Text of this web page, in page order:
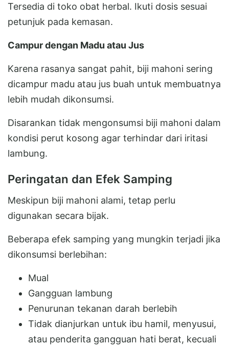
Tersedia di toko obat herbal. Ikuti dosis sesuai
petunjuk pada kemasan.
Campur dengan Madu atau Jus
Karena rasanya sangat pahit, biji mahoni sering
dicampur madu atau jus buah untuk membuatnya
lebih mudah dikonsumsi.
Disarankan tidak mengonsumsi biji mahoni dalam
kondisi perut kosong agar terhindar dari iritasi
lambung.
Peringatan dan Efek Samping
Meskipun biji mahoni alami, tetap perlu
digunakan secara bijak.
Beberapa efek samping yang mungkin terjadi jika
dikonsumsi berlebihan:
Mual
Gangguan lambung
Penurunan tekanan darah berlebih
Tidak dianjurkan untuk ibu hamil, menyusui,
atau penderita gangguan hati berat, kecuali